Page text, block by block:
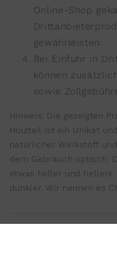
Online-Shop
gewährleisten.
Bei Einfuhr in
können
sowie
Hinweis: Die gezeigten
Holzteil ist ein Unikat
natürlicher Werkstoff
dem Gebrauch optisch.
etwas heller und hellere
dunkler. Wir nennen es